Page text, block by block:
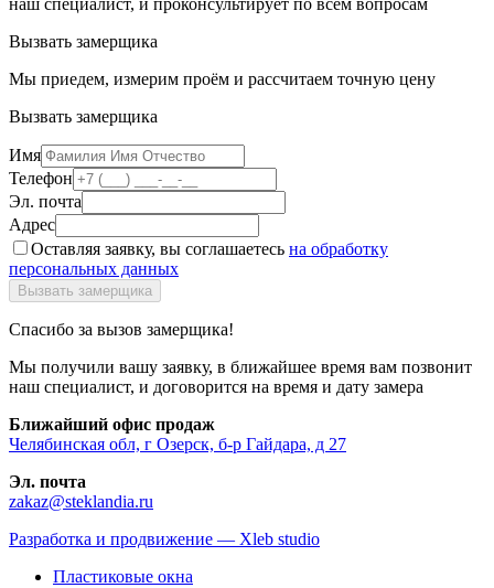
Вызвать замерщика
Мы приедем, измерим проём и рассчитаем точную цену
Вызвать замерщика
Имя
Телефон
Эл. почта
Адрес
Оставляя заявку, вы соглашаетесь на обработку
персональных данных
Спасибо за вызов замерщика!
Мы получили вашу заявку, в ближайшее время вам позвонит
наш специалист, и договорится на время и дату замера
Ближайший офис продаж
Челябинская обл, г Озерск, б-р Гайдара, д 27
Эл. почта
zakaz@steklandia.ru
Разработка и продвижение — Xleb studio
Пластиковые окна